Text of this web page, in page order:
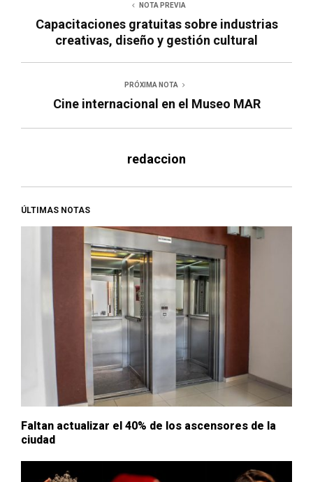
NOTA PREVIA
Capacitaciones gratuitas sobre industrias
creativas, diseño y gestión cultural
PRÓXIMA NOTA
Cine internacional en el Museo MAR
redaccion
ÚLTIMAS NOTAS
Faltan actualizar el 40% de los ascensores de la
ciudad